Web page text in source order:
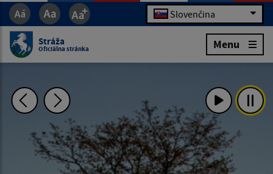
Slovenčina
Stráža
Oficiálna stránka Menu